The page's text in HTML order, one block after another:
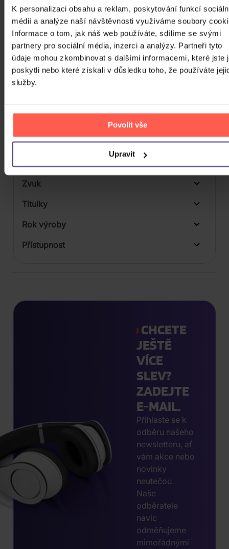
K personalizaci obsahu a reklam, poskytování funkcí
médií a analýze naší návštěvnosti využíváme soubory
Informace o tom, jak náš web používáte, sdílíme se svými
partnery pro sociální média, inzerci a analýzy. Partneři tyto
údaje mohou zkombinovat s dalšími informacemi, které jste
poskytli nebo které získali v důsledku toho, že používáte
služby.
Povolit vše
Upravit
CD
1
Počet MC
Počet DVD
Počet BD
Počet vinyl
Formát média
Počet Platform Album
Zvuk
Titulky
Rok výroby
Přístupnost
CHCETE
JEŠTĚ
VÍCE
SLEV?
ZADEJTE
E-MAIL.
Přihlaste se k
odběru našeho
newsletteru, ať
vám akce nebo
novinky
neutečou.
Naše
odběratele
navíc
odměňujeme
mimořádnými